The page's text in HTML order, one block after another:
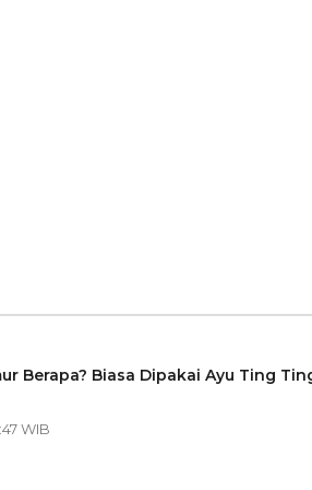
Berapa? Biasa Dipakai Ayu Ting
WIB